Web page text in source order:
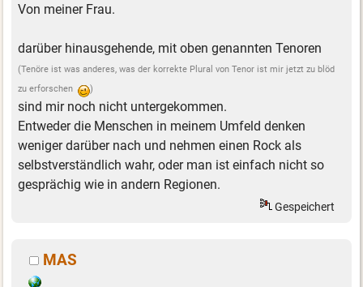
Von meiner Frau.
darüber hinausgehende, mit oben genannten Tenoren
(Tenöre ist was anderes, was der korrekte Plural von Tenor ist mir jetzt zu blöd
zu erforschen
)
sind mir noch nicht untergekommen.
Entweder die Menschen in meinem Umfeld denken
weniger darüber nach und nehmen einen Rock als
selbstverständlich wahr, oder man ist einfach nicht so
gesprächig wie in andern Regionen.
Gespeichert
MAS